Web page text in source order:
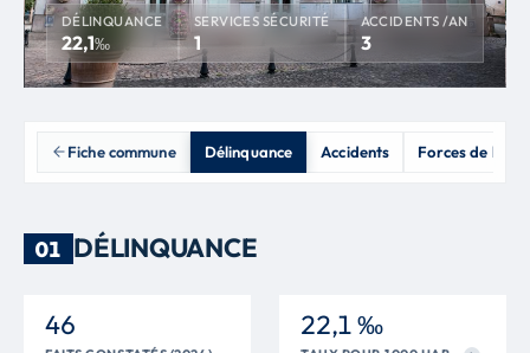
DÉLINQUANCE
22,1‰
SERVICES SÉCURITÉ
1
ACCIDENTS /AN
3
Fiche commune Délinquance Accidents Forces de
01 DÉLINQUANCE
46 22,1 ‰